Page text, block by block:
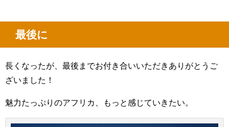
最後に
長くなったが、最後までお付き合いいただきありがとうご
ざいました！
魅力たっぷりのアフリカ、もっと感じていきたい。